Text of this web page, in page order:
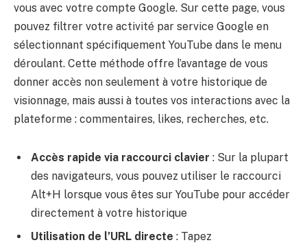
vous avec votre compte Google. Sur cette page, vous
pouvez filtrer votre activité par service Google en
sélectionnant spécifiquement YouTube dans le menu
déroulant. Cette méthode offre l’avantage de vous
donner accès non seulement à votre historique de
visionnage, mais aussi à toutes vos interactions avec la
plateforme : commentaires, likes, recherches, etc.
Accès rapide via raccourci clavier : Sur la plupart
des navigateurs, vous pouvez utiliser le raccourci
Alt+H lorsque vous êtes sur YouTube pour accéder
directement à votre historique
Utilisation de l’URL directe : Tapez